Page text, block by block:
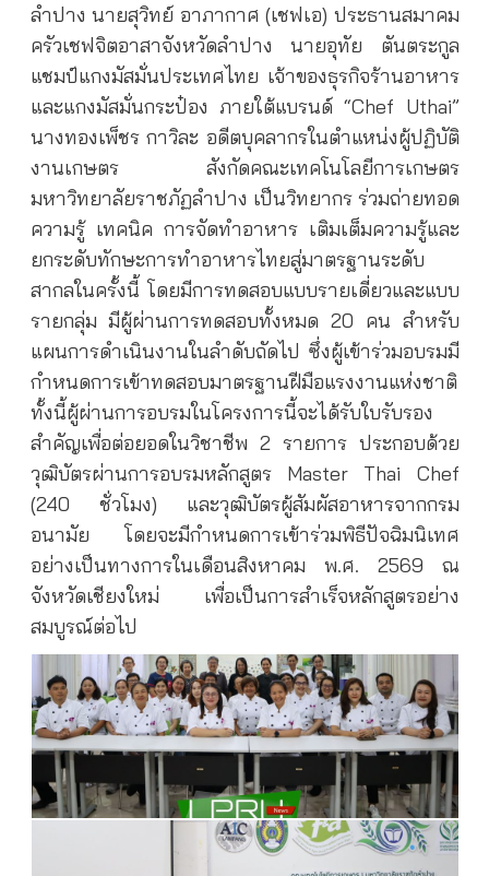
ลำปาง นายสุวิทย์ อาภากาศ (เชฟเอ) ประธานสมาคม
ครัวเชฟจิตอาสาจังหวัดลำปาง นายอุทัย ตันตระกูล
แชมป์แกงมัสมั่นประเทศไทย เจ้าของธุรกิจร้านอาหาร
และแกงมัสมั่นกระป๋อง ภายใต้แบรนด์ “Chef Uthai”
นางทองเพ็ชร กาวิละ อดีตบุคลากรในตำแหน่งผู้ปฏิบัติ
งานเกษตร สังกัดคณะเทคโนโลยีการเกษตร
มหาวิทยาลัยราชภัฏลำปาง เป็นวิทยากร ร่วมถ่ายทอด
ความรู้ เทคนิค การจัดทำอาหาร เติมเต็มความรู้และ
ยกระดับทักษะการทำอาหารไทยสู่มาตรฐานระดับ
สากลในครั้งนี้ โดยมีการทดสอบแบบรายเดี่ยวและแบบ
รายกลุ่ม มีผู้ผ่านการทดสอบทั้งหมด 20 คน สำหรับ
แผนการดำเนินงานในลำดับถัดไป ซึ่งผู้เข้าร่วมอบรมมี
กำหนดการเข้าทดสอบมาตรฐานฝีมือแรงงานแห่งชาติ
ทั้งนี้ผู้ผ่านการอบรมในโครงการนี้จะได้รับใบรับรอง
สำคัญเพื่อต่อยอดในวิชาชีพ 2 รายการ ประกอบด้วย
วุฒิบัตรผ่านการอบรมหลักสูตร Master Thai Chef
(240 ชั่วโมง) และวุฒิบัตรผู้สัมผัสอาหารจากกรม
อนามัย โดยจะมีกำหนดการเข้าร่วมพิธีปัจฉิมนิเทศ
อย่างเป็นทางการในเดือนสิงหาคม พ.ศ. 2569 ณ
จังหวัดเชียงใหม่ เพื่อเป็นการสำเร็จหลักสูตรอย่าง
สมบูรณ์ต่อไป